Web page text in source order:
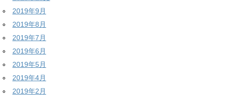
2019年9月
2019年8月
2019年7月
2019年6月
2019年5月
2019年4月
2019年2月